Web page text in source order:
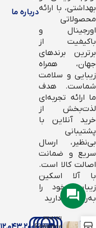
بهداشتی، با ارائه
محصولاتی
اورجینال و
باکیفیت از
برترین برندهای
جهان، همراه
زیبایی و سلامت
شماست. هدف
ما ارائه تجربه‌ای
لذت‌بخش از
خرید آنلاین با
پشتیبانی
بی‌نظیر، ارسال
سریع و ضمانت
اصالت کالا است.
با آلا اسکین
زیبایی خود را
به‌روز نگه دارید
شبکه
درباره ما
Micro-
Water